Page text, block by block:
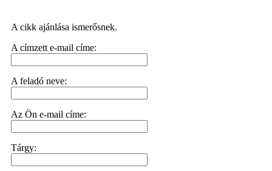
A cikk ajánlása ismerősnek.
A címzett e-mail címe:
A feladó neve:
Az Ön e-mail címe:
Tárgy: